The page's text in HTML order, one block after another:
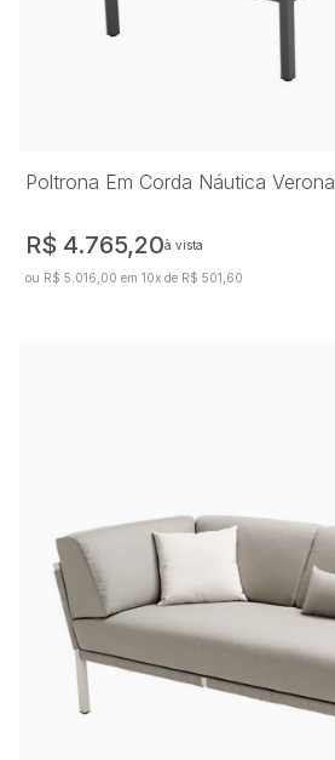
Poltrona Em Corda Náutica Verona
R$ 4.765,20à vista
ou R$ 5.016,00 em 10x de R$ 501,60